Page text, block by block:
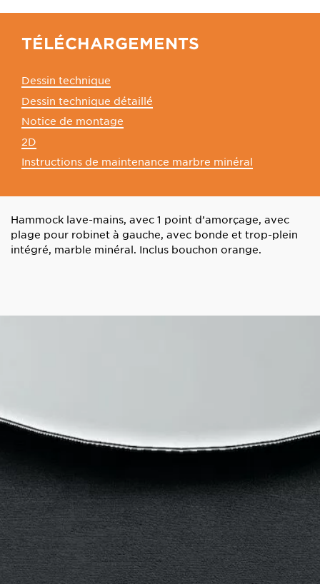
TÉLÉCHARGEMENTS
Dessin technique
Dessin technique détaillé
Notice de montage
2D
Instructions de maintenance marbre minéral
Hammock lave-mains, avec 1 point d’amorçage, avec
plage pour robinet à gauche, avec bonde et trop-plein
intégré, marble minéral. Inclus bouchon orange.